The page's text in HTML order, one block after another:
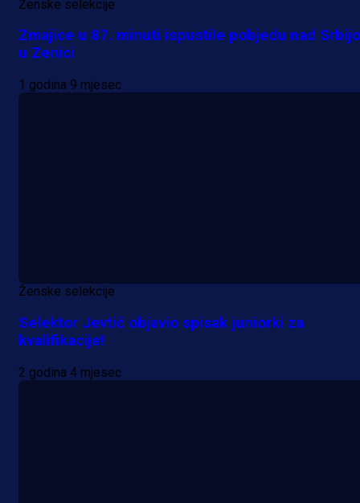
Ženske selekcije
Zmajice u 87. minuti ispustile pobjedu nad
u Zenici
1 godina 9 mjesec
Ženske selekcije
Selektor Jevtić objavio spisak juniorki za
kvalifikacije!
2 godina 4 mjesec